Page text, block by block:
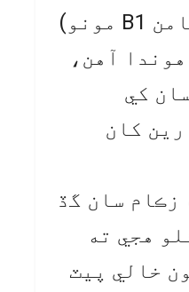
B3) ۽ ٿامين (وٽامن B1 مونو)
آهن،
کي
کان
زڪام سان گڏ
هجي ته
خالي پيٽ